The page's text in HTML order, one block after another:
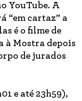
YouTube. A
“em cartaz” a
é o filme de
à Mostra depois
de jurados
e até 23h59),